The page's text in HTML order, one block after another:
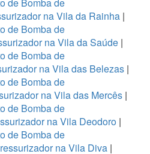
de Bomba de
na Vila da Rainha |
de Bomba de
na Vila da Saúde |
de Bomba de
na Vila das Belezas|
de Bomba de
na Vila das Mercês|
de Bomba de
na Vila Deodoro|
de Bomba de
na Vila Diva |